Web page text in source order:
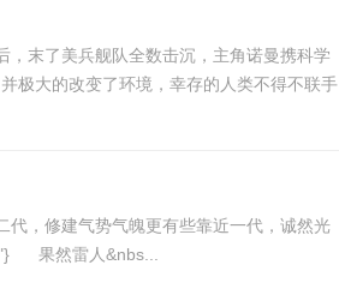
末了美兵舰队全数击沉，主角诺曼携科学
极大的改变了环境，幸存的人类不得不联手
，修建气势气魄更有些靠近一代，诚然光
果然雷人&nbs...